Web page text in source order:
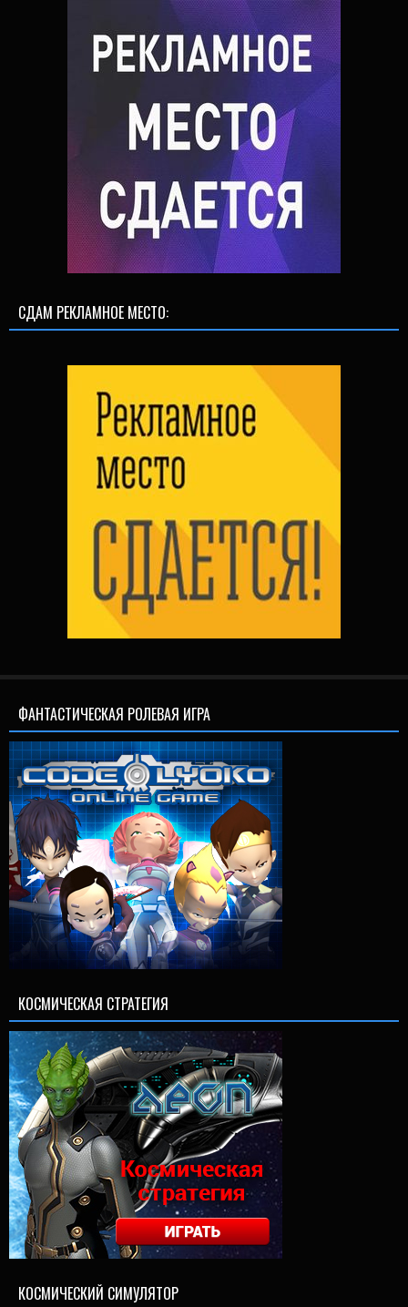
СДАМ РЕКЛАМНОЕ МЕСТО:
ФАНТАСТИЧЕСКАЯ РОЛЕВАЯ ИГРА
КОСМИЧЕСКАЯ СТРАТЕГИЯ
КОСМИЧЕСКИЙ СИМУЛЯТОР